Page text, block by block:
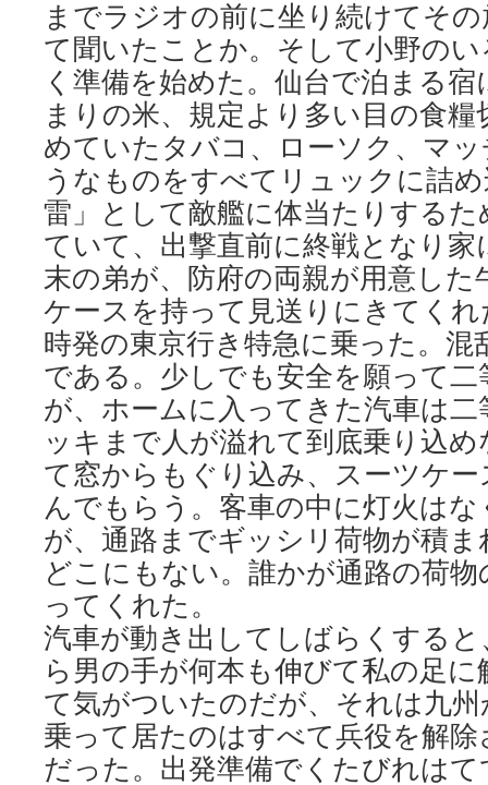
までラジオの前に坐り続けてそ
て聞いたことか。そして小野の
く準備を始めた。仙台で泊まる
まりの米、規定より多い目の食
めていたタバコ、ローソク、マ
うなものをすべてリュックに詰
雷」として敵艦に体当たりする
ていて、出撃直前に終戦となり
末の弟が、防府の両親が用意した
ケースを持って見送りにきてく
時発の東京行き特急に乗った。混
である。少しでも安全を願って
が、ホームに入ってきた汽車は
ッキまで人が溢れて到底乗り込
て窓からもぐり込み、スーツケ
んでもらう。客車の中に灯火は
が、通路までギッシリ荷物が積
どこにもない。誰かが通路の荷
ってくれた。
汽車が動き出してしばらくする
ら男の手が何本も伸びて私の足
て気がついたのだが、それは九
乗って居たのはすべて兵役を解
だった。出発準備でくたびれは